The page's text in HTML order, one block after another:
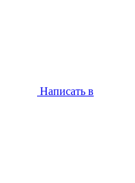
Написать в